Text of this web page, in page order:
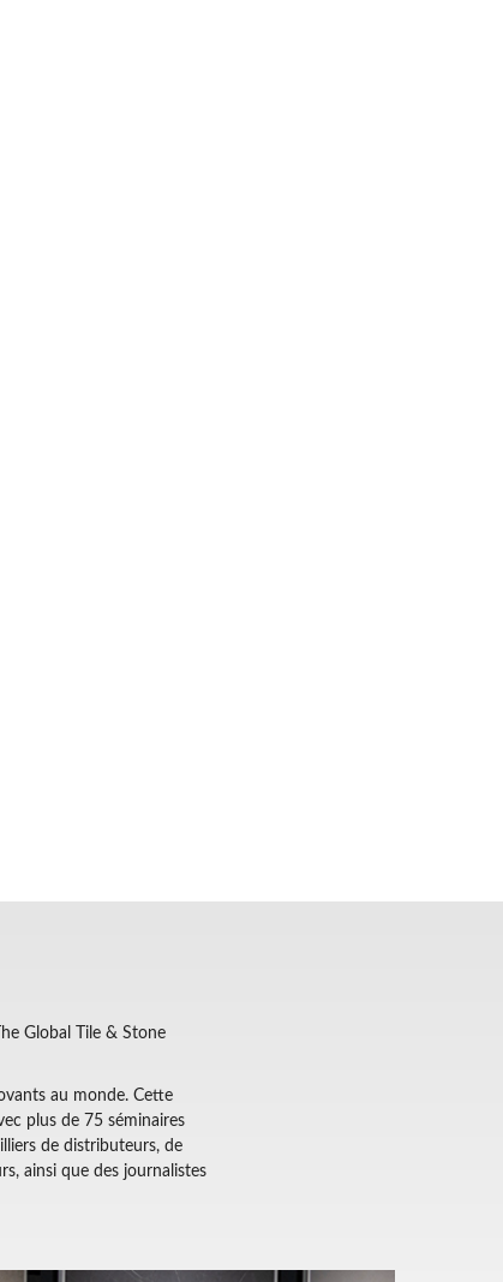
Global Tile & Stone
au monde. Cette
plus de 75 séminaires
de distributeurs, de
ainsi que des journalistes